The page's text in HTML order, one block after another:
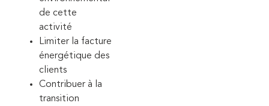
de cette
activité
Limiter la facture
énergétique des
clients
Contribuer à la
transition